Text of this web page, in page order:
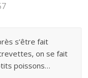
s’être fait
on se fait
poissons…